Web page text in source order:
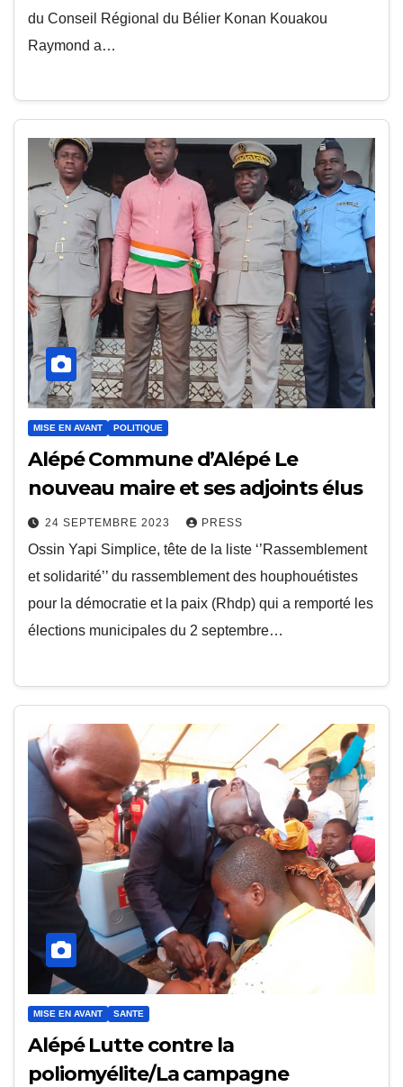
du Conseil Régional du Bélier Konan Kouakou
Raymond a…
MISE EN AVANT POLITIQUE
Alépé Commune d’Alépé Le
nouveau maire et ses adjoints élus
24 SEPTEMBRE 2023 PRESS
Ossin Yapi Simplice, tête de la liste ‘’Rassemblement
et solidarité’’ du rassemblement des houphouétistes
pour la démocratie et la paix (Rhdp) qui a remporté les
élections municipales du 2 septembre…
MISE EN AVANT SANTE
Alépé Lutte contre la
poliomyélite/La campagne